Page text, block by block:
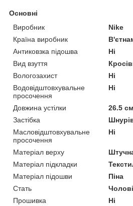
Основні
Виробник
Nike
Країна виробник
Антиковзка підошва
Ні
Вид взуття
Вологозахист
Ні
Водовідштовхувальне
просочення
Ні
Довжина устілки
26.5 см
Застібка
Масловідштовхувальне
просочення
Ні
Матеріал верху
Матеріал підкладки
Матеріал підошви
Піна
Стать
Прошивка
Ні